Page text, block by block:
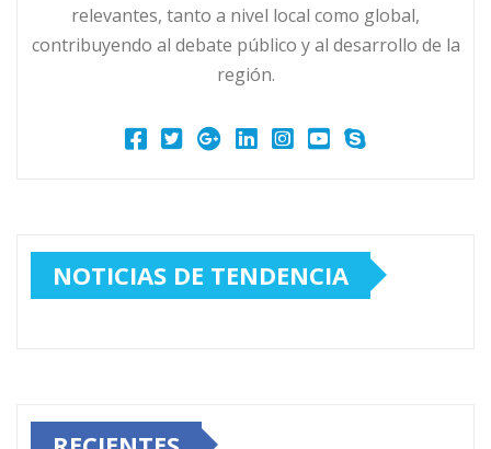
relevantes, tanto a nivel local como global,
contribuyendo al debate público y al desarrollo de la
región.
NOTICIAS DE TENDENCIA